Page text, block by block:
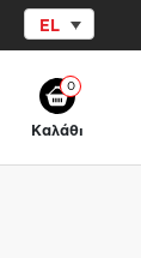
EL
0
Καλάθι